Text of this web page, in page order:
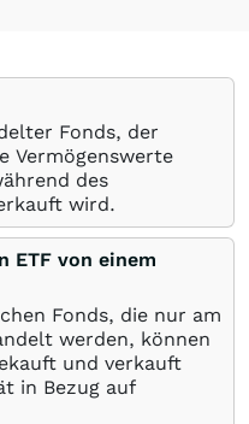
Fonds, der
Vermögenswerte
des
wird.
ETF von einem
Fonds, die nur am
werden, können
und verkauft
in Bezug auf